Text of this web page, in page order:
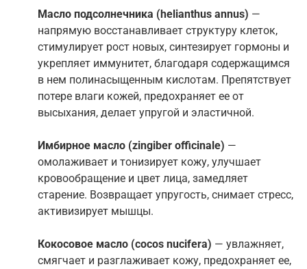
Масло подсолнечника (helianthus annus) —
напрямую восстанавливает структуру клеток,
стимулирует рост новых, синтезирует гормоны и
укрепляет иммунитет, благодаря содержащимся
в нем полинасыщенным кислотам. Препятствует
потере влаги кожей, предохраняет ее от
высыхания, делает упругой и эластичной.
Имбирное масло (zingiber officinale) —
омолаживает и тонизирует кожу, улучшает
кровообращение и цвет лица, замедляет
старение. Возвращает упругость, снимает стресс,
активизирует мышцы.
Кокосовое масло (сocos nucifera) — увлажняет,
смягчает и разглаживает кожу, предохраняет ее,